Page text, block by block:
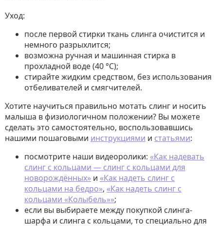
Уход:
после первой стирки ткань слинга очистится и
немного разрыхлится;
возможна ручная и машинная стирка в
прохладной воде (40 °C);
стирайте жидким средством, без использования
отбеливателей и смягчителей.
Хотите научиться правильно мотать слинг и носить
малыша в физиологичном положении? Вы можете
сделать это самостоятельно, воспользовавшись
нашими пошаговыми инструкциями и статьями:
посмотрите наши видеоролики: «Как надевать
слинг с кольцами — слинг с кольцами для
новорождённых» и «Как надеть слинг с
кольцами на бедро», «Как надеть слинг с
кольцами «Колыбель»»;
если вы выбираете между покупкой слинга-
шарфа и слинга с кольцами, то специально для